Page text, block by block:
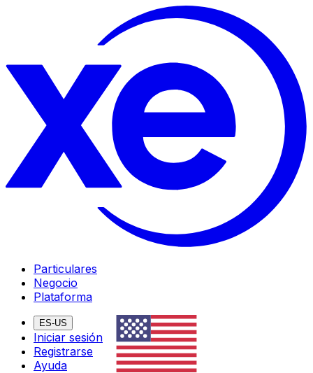
Particulares
Negocio
Plataforma
ES-US
Iniciar sesión
Registrarse
Ayuda